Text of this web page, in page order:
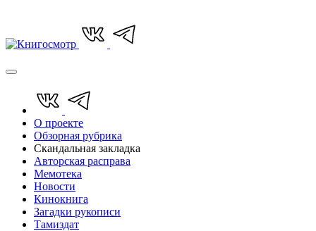
О проекте
Обзорная рубрика
Скандальная закладка
Авторская расправа
Мемотека
Новости
Кинокнига
Загадки рукописи
Тамиздат